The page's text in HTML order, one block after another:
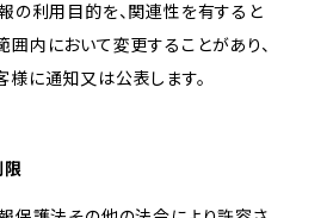
の利用目的を、関連性を有すると
内において変更することがあり、
に通知又は公表します。
限